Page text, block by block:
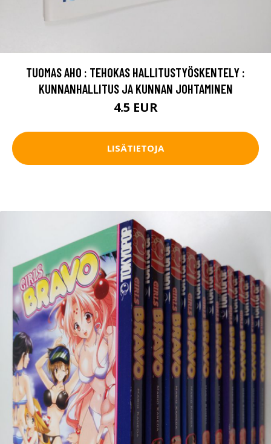
TUOMAS AHO : TEHOKAS HALLITUSTYÖSKENTELY :
KUNNANHALLITUS JA KUNNAN JOHTAMINEN
4.5 EUR
LISÄTIETOJA